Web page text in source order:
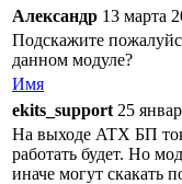
Александр 13 марта
Подскажите
данном модуле?
Имя
ekits_support 25
На выходе ATX БП
работать будет. Но
иначе могут скакать